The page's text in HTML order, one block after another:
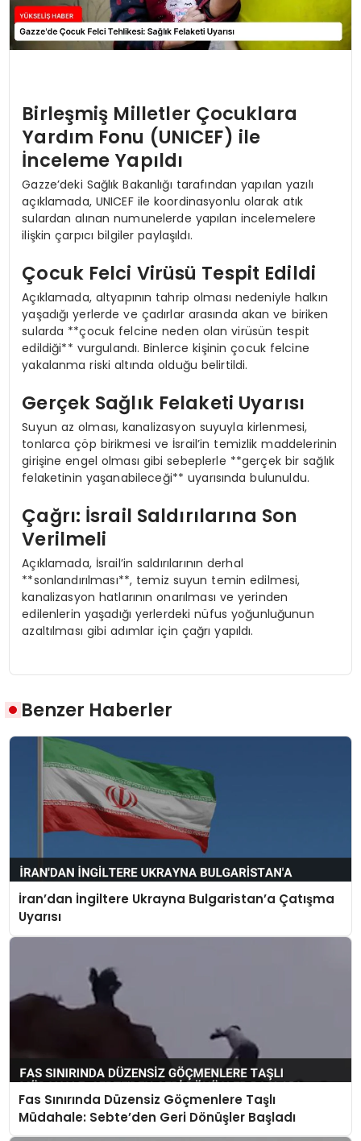
Birleşmiş Milletler Çocuklara
Yardım Fonu (UNICEF) ile
İnceleme Yapıldı
Gazze’deki Sağlık Bakanlığı tarafından yapılan yazılı
açıklamada, UNICEF ile koordinasyonlu olarak atık
sulardan alınan numunelerde yapılan incelemelere
ilişkin çarpıcı bilgiler paylaşıldı.
Çocuk Felci Virüsü Tespit Edildi
Açıklamada, altyapının tahrip olması nedeniyle halkın
yaşadığı yerlerde ve çadırlar arasında akan ve biriken
sularda **çocuk felcine neden olan virüsün tespit
edildiği** vurgulandı. Binlerce kişinin çocuk felcine
yakalanma riski altında olduğu belirtildi.
Gerçek Sağlık Felaketi Uyarısı
Suyun az olması, kanalizasyon suyuyla kirlenmesi,
tonlarca çöp birikmesi ve İsrail’in temizlik maddelerinin
girişine engel olması gibi sebeplerle **gerçek bir sağlık
felaketinin yaşanabileceği** uyarısında bulunuldu.
Çağrı: İsrail Saldırılarına Son
Verilmeli
Açıklamada, İsrail’in saldırılarının derhal
**sonlandırılması**, temiz suyun temin edilmesi,
kanalizasyon hatlarının onarılması ve yerinden
edilenlerin yaşadığı yerlerdeki nüfus yoğunluğunun
azaltılması gibi adımlar için çağrı yapıldı.
Benzer Haberler
İran’dan İngiltere Ukrayna Bulgaristan’a Çatışma
Uyarısı
Fas Sınırında Düzensiz Göçmenlere Taşlı
Müdahale: Sebte’den Geri Dönüşler Başladı